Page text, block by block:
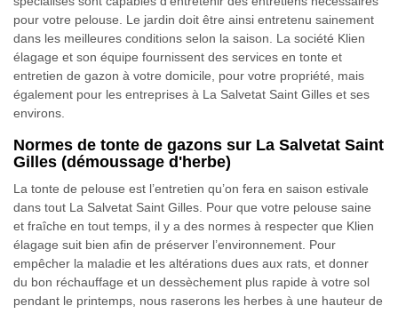
pour votre pelouse. Le jardin doit être ainsi entretenu sainement
dans les meilleures conditions selon la saison. La société Klien
élagage et son équipe fournissent des services en tonte et
entretien de gazon à votre domicile, pour votre propriété, mais
également pour les entreprises à La Salvetat Saint Gilles et ses
environs.
Normes de tonte de gazons sur La Salvetat Saint
Gilles (démoussage d'herbe)
La tonte de pelouse est l’entretien qu’on fera en saison estivale
dans tout La Salvetat Saint Gilles. Pour que votre pelouse saine
et fraîche en tout temps, il y a des normes à respecter que Klien
élagage suit bien afin de préserver l’environnement. Pour
empêcher la maladie et les altérations dues aux rats, et donner
du bon réchauffage et un dessèchement plus rapide à votre sol
pendant le printemps, nous raserons les herbes à une hauteur de